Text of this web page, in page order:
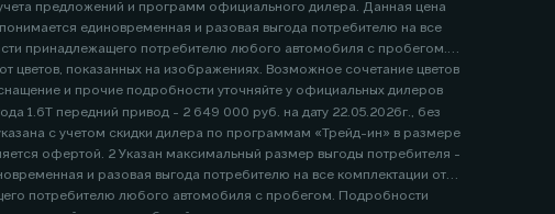
предложений и программ официального дилера. Данная цена
единовременная и разовая выгода потребителю на все
принадлежащего потребителю любого автомобиля с пробегом.
цветов, показанных на изображениях. Возможное сочетание цветов
и прочие подробности уточняйте у официальных дилеров
1.6Т передний привод - 2 649 000 руб. на дату 22.05.2026г., без
и разовая выгода потребителю на все комплектации от
потребителю любого автомобиля с пробегом. Подробности